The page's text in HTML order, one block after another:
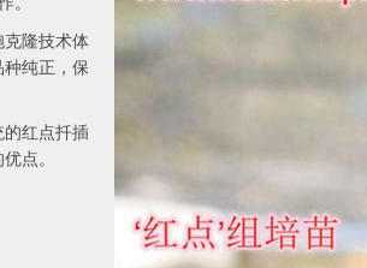
克隆技术体
种纯正，保
的红点扦插
点。